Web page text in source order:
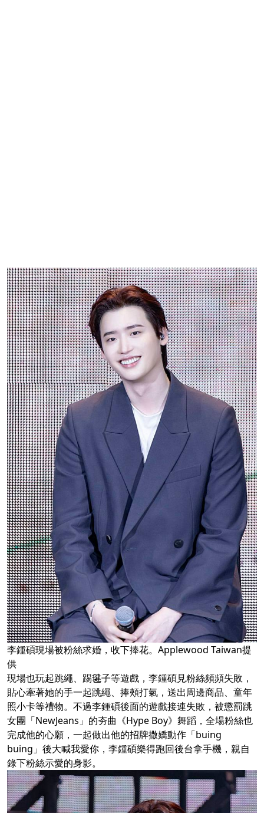
李鍾碩現場被粉絲求婚，收下捧花。Applewood Taiwan提
供
現場也玩起跳繩、踢毽子等遊戲，李鍾碩見粉絲頻頻失敗，
貼心牽著她的手一起跳繩、捧頰打氣，送出周邊商品、童年
照小卡等禮物。不過李鍾碩後面的遊戲接連失敗，被懲罰跳
女團「NewJeans」的夯曲《Hype Boy》舞蹈，全場粉絲也
完成他的心願，一起做出他的招牌撒嬌動作「buing
buing」後大喊我愛你，李鍾碩樂得跑回後台拿手機，親自
錄下粉絲示愛的身影。